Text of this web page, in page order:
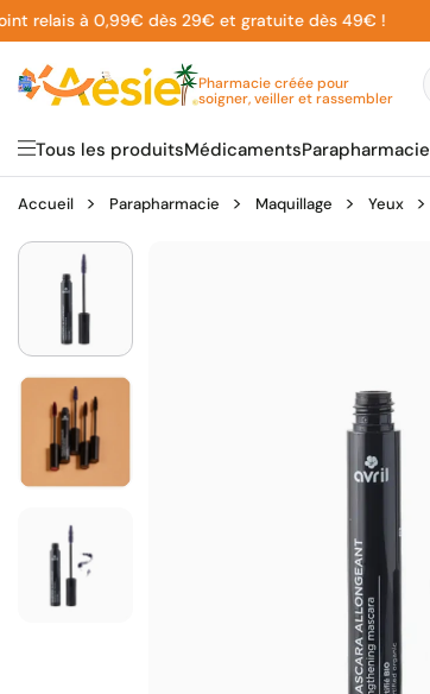
Aller
au
contenu
à 0,99€ dès 29€ et gratuite dès 49€ !
Pharmacie créée pour
soigner, veiller et rassembler
Tous les produitsMédicamentsParapharmacie
Accueil Parapharmacie Maquillage Yeux